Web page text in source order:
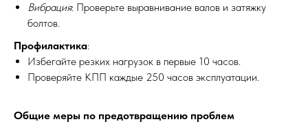
Вибрация: Проверьте выравнивание валов и затяжку
болтов.
Профилактика:
Избегайте резких нагрузок в первые 10 часов.
Проверяйте КПП каждые 250 часов эксплуатации.
Общие меры по предотвращению проблем